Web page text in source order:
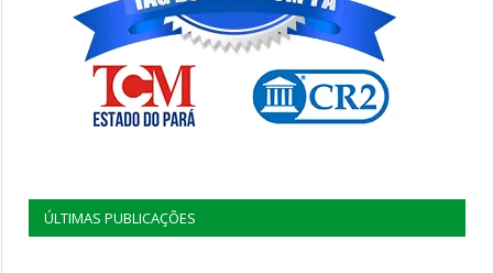
ÚLTIMAS PUBLICAÇÕES